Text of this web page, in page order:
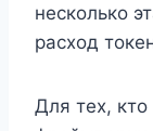
несколько
расход
Для тех, кто